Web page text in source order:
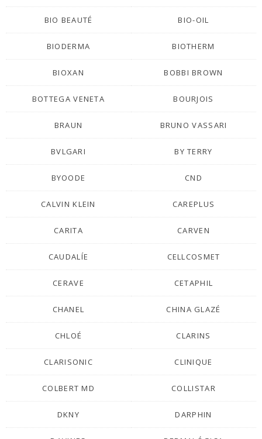
BIO BEAUTÉ BIO-OIL
BIODERMA BIOTHERM
BIOXAN BOBBI BROWN
BOTTEGA VENETA BOURJOIS
BRAUN BRUNO VASSARI
BVLGARI BY TERRY
BYOODE CND
CALVIN KLEIN CAREPLUS
CARITA CARVEN
CAUDALÍE CELLCOSMET
CERAVE CETAPHIL
CHANEL CHINA GLAZÉ
CHLOÉ CLARINS
CLARISONIC CLINIQUE
COLBERT MD COLLISTAR
DKNY DARPHIN